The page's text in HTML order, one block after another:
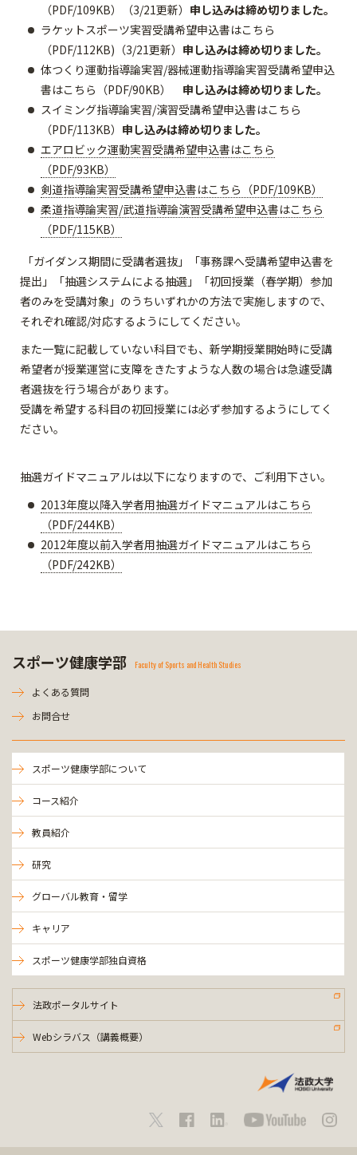
（PDF/109KB）（3/21更新） 申し込みは締め切りました。
ラケットスポーツ実習受講希望申込書はこちら
（PDF/112KB)（3/21更新） 申し込みは締め切りました。
体つくり運動指導論実習/器械運動指導論実習受講希望申込
書はこちら（PDF/90KB）
申し込みは締め切りました。
スイミング指導論実習/演習受講希望申込書はこちら
（PDF/113KB） 申し込みは締め切りました。
エアロビック運動実習受講希望申込書はこちら
（PDF/93KB）
剣道指導論実習受講希望申込書はこちら（PDF/109KB）
柔道指導論実習/武道指導論演習受講希望申込書はこちら
（PDF/115KB）
「ガイダンス期間に受講者選抜」「事務課へ受講希望申込書を
提出」「抽選システムによる抽選」「初回授業（春学期）参加
者のみを受講対象」のうちいずれかの方法で実施しますので、
それぞれ確認/対応するようにしてください。
また一覧に記載していない科目でも、新学期授業開始時に受講
希望者が授業運営に支障をきたすような人数の場合は急遽受講
者選抜を行う場合があります。
受講を希望する科目の初回授業には必ず参加するようにしてく
ださい。
抽選ガイドマニュアルは以下になりますので、ご利用下さい。
2013年度以降入学者用抽選ガイドマニュアルはこちら
（PDF/244KB）
2012年度以前入学者用抽選ガイドマニュアルはこちら
（PDF/242KB）
スポーツ健康学部 Faculty of Sports and Health Studies
よくある質問
お問合せ
スポーツ健康学部について
コース紹介
教員紹介
研究
グローバル教育・留学
キャリア
スポーツ健康学部独自資格
法政ポータルサイト
Webシラバス（講義概要）